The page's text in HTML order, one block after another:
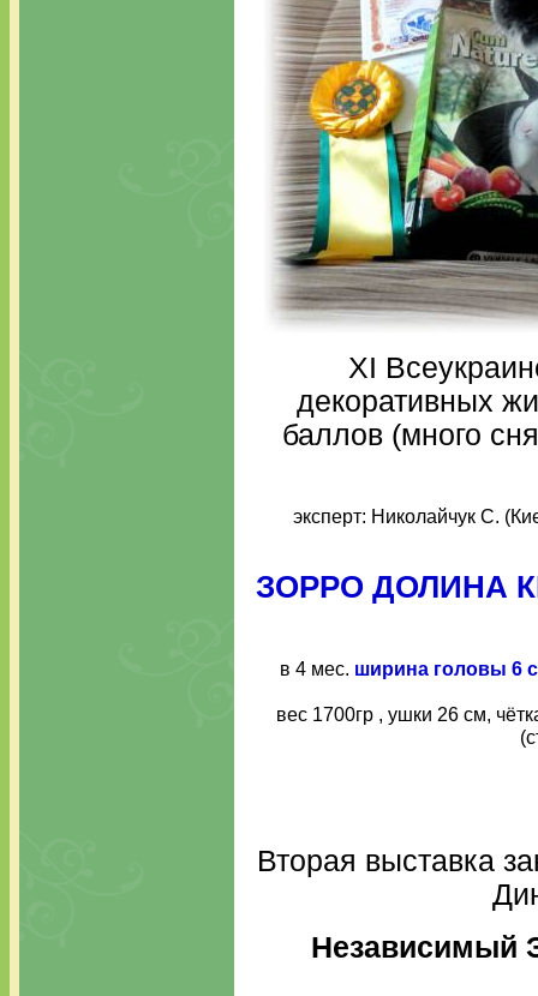
XI
декоративных
баллов (много
эксперт: Николайчук С.
ЗОРРО ДОЛИНА
в 4 мес. ширина головы 6
вес 1700гр , ушки 26 см,
Вторая выставка
Независимый